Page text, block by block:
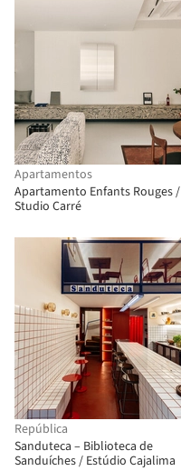
Apartamentos
Apartamento Enfants Rouges /
Studio Carré
República
Sanduteca – Biblioteca de
Sanduíches / Estúdio Cajalima